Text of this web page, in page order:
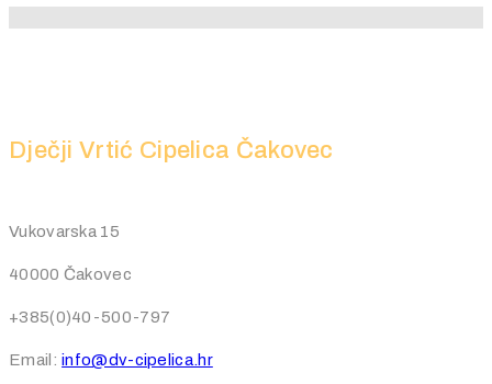
Dječji Vrtić Cipelica Čakovec
Vukovarska 15
40000 Čakovec
+385(0)40-500-797
Email:info@dv-cipelica.hr